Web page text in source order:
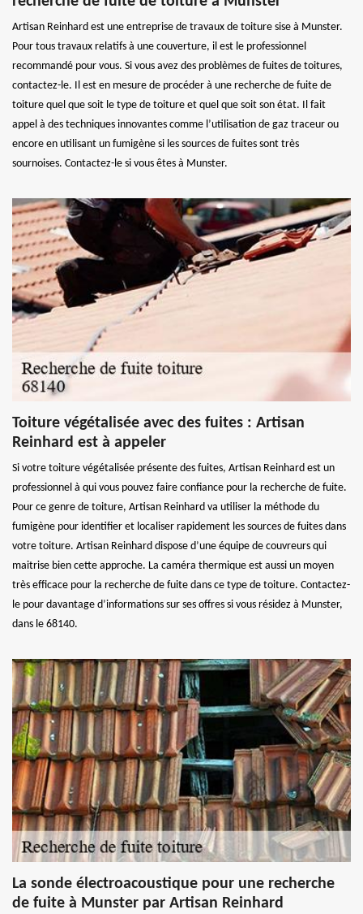
Artisan Reinhard est une entreprise de travaux de toiture sise à Munster.
Pour tous travaux relatifs à une couverture, il est le professionnel
recommandé pour vous. Si vous avez des problèmes de fuites de toitures,
contactez-le. Il est en mesure de procéder à une recherche de fuite de
toiture quel que soit le type de toiture et quel que soit son état. Il fait
appel à des techniques innovantes comme l’utilisation de gaz traceur ou
encore en utilisant un fumigène si les sources de fuites sont très
sournoises. Contactez-le si vous êtes à Munster.
Toiture végétalisée avec des fuites : Artisan
Reinhard est à appeler
Si votre toiture végétalisée présente des fuites, Artisan Reinhard est un
professionnel à qui vous pouvez faire confiance pour la recherche de fuite.
Pour ce genre de toiture, Artisan Reinhard va utiliser la méthode du
fumigène pour identifier et localiser rapidement les sources de fuites dans
votre toiture. Artisan Reinhard dispose d’une équipe de couvreurs qui
maitrise bien cette approche. La caméra thermique est aussi un moyen
très efficace pour la recherche de fuite dans ce type de toiture. Contactez-
le pour davantage d’informations sur ses offres si vous résidez à Munster,
dans le 68140.
La sonde électroacoustique pour une recherche
de fuite à Munster par Artisan Reinhard